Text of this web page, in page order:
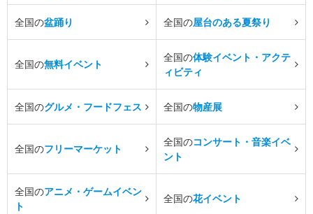
全国の盆踊り 全国の屋台のある夏祭り
全国の無料イベント
全国の体験イベント・アクテ
ィビティ
全国のグルメ・フードフェス 全国の物産展
全国のフリーマーケット
全国のコンサート・音楽イベ
ント
全国のアニメ・ゲームイベン
ト
全国の花イベント